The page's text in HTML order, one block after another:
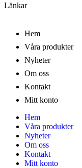
Länkar
Hem
Våra produkter
Nyheter
Om oss
Kontakt
Mitt konto
Hem
Våra produkter
Nyheter
Om oss
Kontakt
Mitt konto